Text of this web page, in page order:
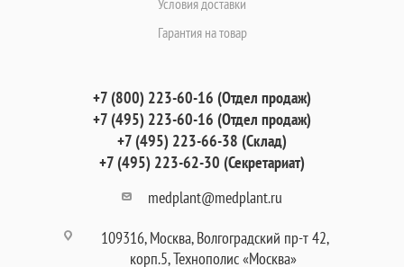
Условия доставки
Гарантия на товар
+7 (800) 223-60-16 (Отдел продаж)
+7 (495) 223-60-16 (Отдел продаж)
+7 (495) 223-66-38 (Склад)
+7 (495) 223-62-30 (Секретариат)
medplant@medplant.ru
109316, Москва, Волгоградский пр-т 42,
корп.5, Технополис «Москва»